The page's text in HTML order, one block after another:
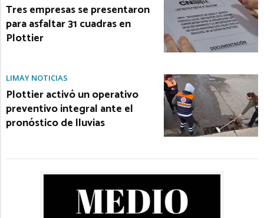
Tres empresas se presentaron
para asfaltar 31 cuadras en
Plottier
LIMAY NOTICIAS
Plottier activó un operativo
preventivo integral ante el
pronóstico de lluvias